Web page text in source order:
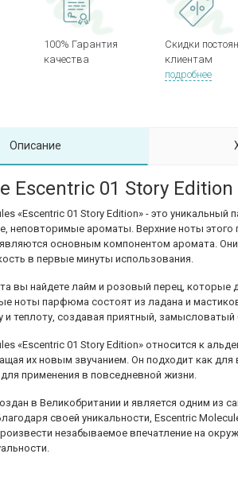
100% Гарантия
качества
Скидки
клиентам
подробнее
Описание
Escentric 01 Story Edition
«Escentric 01 Story Edition» - это
неповторимые ароматы. Верхние ноты
основным компонентом аромата.
в первые минуты использования.
вы найдете лайм и розовый перец, которые
ноты парфюма состоят из ладана и
и теплоту, создавая приятный, замысловатый
«Escentric 01 Story Edition» относится к
их новым звучанием. Он подходит как для
для применения в повседневной жизни.
в Великобритании и является одним из
своей уникальности, Escentric
незабываемое впечатление на